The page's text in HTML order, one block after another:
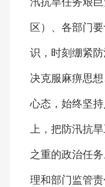
区）、各部门
识，时刻绷紧
决克服麻痹思
心态，始终坚
上，把防汛抗
之重的政治任
理和部门监管